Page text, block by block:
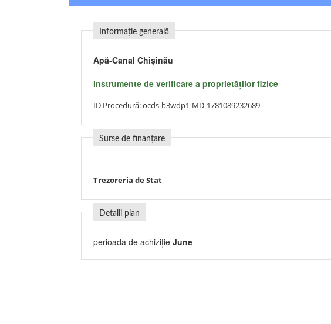
Informație generală
Apă-Canal Chişinău
Instrumente de verificare a proprietăţilor fizice
ID Procedură:ocds-b3wdp1-MD-1781089232689
Surse de finanțare
Trezoreria de Stat
Detalii plan
perioada de achiziție June